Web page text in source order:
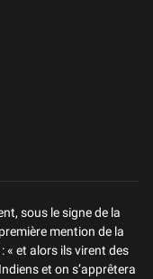
sous le signe de la
mention de la
« et alors ils virent des
et on s’apprêtera